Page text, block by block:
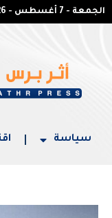
الجمعة - 7 أغسطس - 2026
سياسة